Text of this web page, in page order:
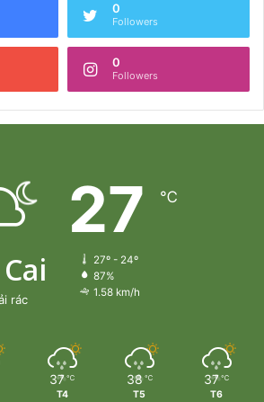
0
Followers
0
Followers
rác
27 ℃
27º - 24º
87%
1.58 km/h
37 ℃
T4
38 ℃
T5
37 ℃
T6